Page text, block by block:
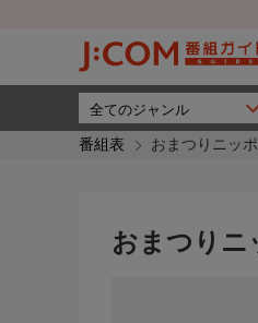
番組表 おまつりニッ
おまつりニ